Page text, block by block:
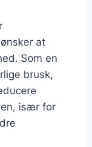
at
Som en
brusk,
især for